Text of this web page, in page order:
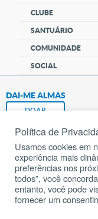
CLUBE
SANTUÁRIO
COMUNIDADE
SOCIAL
DAI-ME ALMAS
DOAR
Política de
Usamos cookies em
experiência mais
preferências nos
todos”, você
entanto, você pode
fornecer um